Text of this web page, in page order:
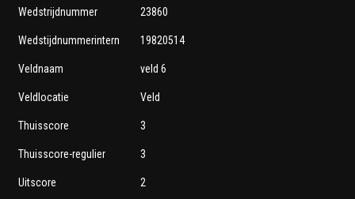
Wedstrijdnummer 23860
Wedstijdnummerintern 19820514
Veldnaam veld 6
Veldlocatie Veld
Thuisscore 3
Thuisscore-regulier 3
Uitscore 2